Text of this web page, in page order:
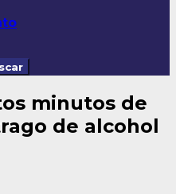
minutos de
de alcohol